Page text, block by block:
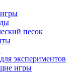
песок
экспериментов
игры